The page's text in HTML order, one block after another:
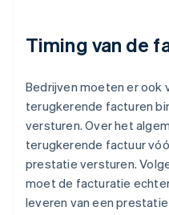
Timing van de
Bedrijven moeten er ook
terugkerende facturen
versturen. Over het
terugkerende factuur
prestatie versturen.
moet de facturatie
leveren van een